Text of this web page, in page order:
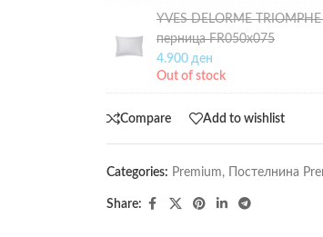
YVES DELORME
перница FR050х075
4.900 ден
Out of stock
Compare Add to wishlist
Categories: Premium, Постелнина
Share: